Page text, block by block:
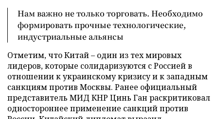
Нам важно не только торговать. Необходимо
формировать прочные технологические,
индустриальные альянсы
Отметим, что Китай – один из тех мировых
лидеров, которые солидаризуются с Россией в
отношении к украинскому кризису и к западным
санкциям против Москвы. Ранее официальный
представитель МИД КНР Цинь Ган раскритиковал
одностороннее применение санкций против